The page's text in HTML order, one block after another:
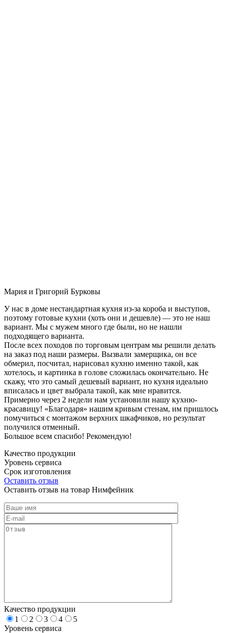
Мария и Григорий Бурковы
У нас в доме нестандартная кухня из-за короба и выступов,
поэтому готовые кухни (хоть они и дешевле) — это не наш
вариант. Мы с мужем много где были, но не нашли
подходящего варианта.
После всех походов по торговым центрам мы решили делать
на заказ под наши размеры. Вызвали замерщика, он все
обмерил, посчитал, нарисовал кухню именно такой, как
хотелось, и картинка в голове сложилась окончательно. Не
скажу, что это самый дешевый вариант, но кухня идеально
вписалась и цвет выбрала такой, как мне нравится.
Примерно через 2 недели нам установили нашу кухню-
красавицу! «Благодаря» нашим кривым стенам, им пришлось
помучиться с монтажом верхних шкафчиков, но результат
получился отменный.
Большое всем спасибо! Рекомендую!
Качество продукции
Уровень сервиса
Срок изготовления
Оставить отзыв
Оставить отзыв на товар Нимфейник
Качество продукции
1
2 3 4
5
Уровень сервиса